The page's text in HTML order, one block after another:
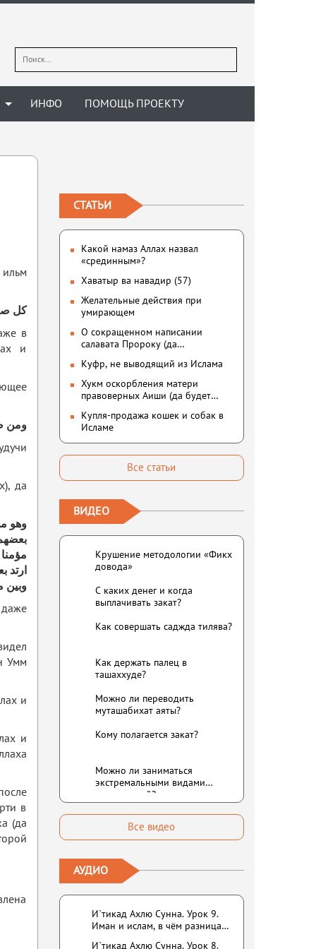
Найти:
ИНФО ПОМОЩЬ ПРОЕКТУ
ильм
كل
в
и
ومن
да
وهو
ارتد
وبين
даже
Умм
и
и
в
(да
СТАТЬИ
Какой намаз Аллах назвал
«срединным»?
Хаватыр ва навадир (57)
Желательные действия при
умирающем
О сокращенном написании
салавата Пророку (да
приветствует)
Куфр, не выводящий из Ислама
Хукм оскорбления матери
правоверных Аиши (да будет
Купля-продажа кошек и собак в
Исламе
Все статьи
ВИДЕО
Крушение методологии «Фикх
довода»
С каких денег и когда
выплачивать закат?
Как совершать саджда тилява?
Как держать палец в
ташаххуде?
Можно ли переводить
муташабихат аяты?
Кому полагается закат?
Можно ли заниматься
экстремальными видами
развлечений?
Все видео
АУДИО
И`тикад Ахлю Сунна. Урок 9.
Иман и ислам, в чём разница?
И`тикад Ахлю Сунна. Урок 8.